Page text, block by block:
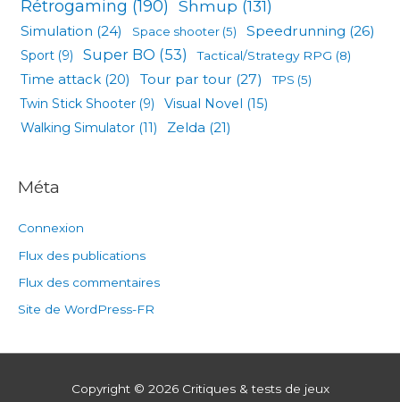
Rétrogaming (190) Shmup (131)
Simulation (24) Space shooter (5) Speedrunning (26)
Sport (9) Super BO (53) Tactical/Strategy RPG (8)
Time attack (20) Tour par tour (27) TPS (5)
Twin Stick Shooter (9) Visual Novel (15)
Walking Simulator (11) Zelda (21)
Méta
Connexion
Flux des publications
Flux des commentaires
Site de WordPress-FR
Copyright © 2026 Critiques & tests de jeux